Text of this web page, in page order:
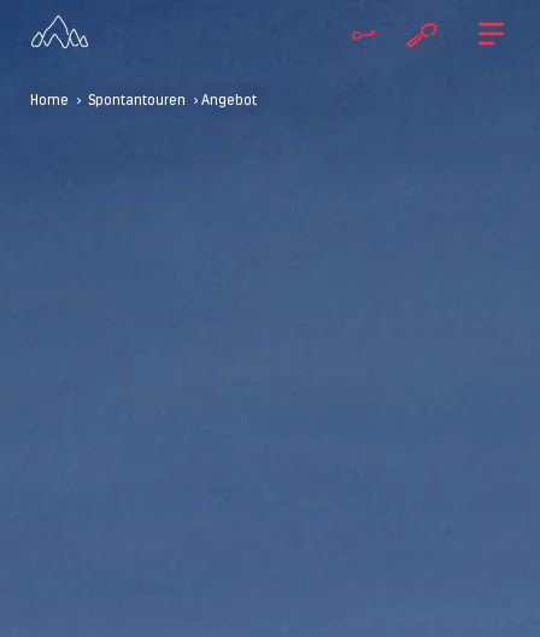
Home > Spontantouren > Angebot